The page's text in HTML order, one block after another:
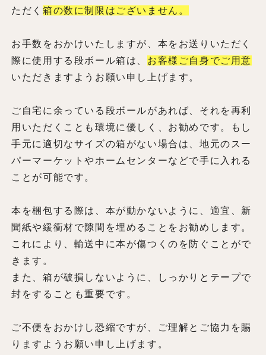
ただく 箱の数に制限はございません。
お手数をおかけいたしますが、本をお送りいただく
際に使用する段ボール箱は、 お客様ご自身でご用意
いただきますようお願い申し上げます。
ご自宅に余っている段ボールがあれば、それを再利
用いただくことも環境に優しく、お勧めです。もし
手元に適切なサイズの箱がない場合は、地元のスー
パーマーケットやホームセンターなどで手に入れる
ことが可能です。
本を梱包する際は、本が動かないように、適宜、新
聞紙や緩衝材で隙間を埋めることをお勧めします。
これにより、輸送中に本が傷つくのを防ぐことがで
きます。
また、箱が破損しないように、しっかりとテープで
封をすることも重要です。
ご不便をおかけし恐縮ですが、ご理解とご協力を賜
りますようお願い申し上げます。